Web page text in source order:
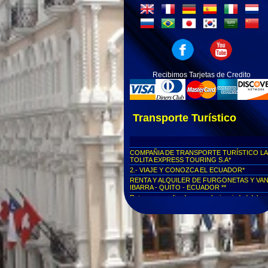
Recibimos Tarjetas de Credito
Transporte Turístico
COMPAÑIA DE TRANSPORTE TURÍSTICO LA
TOLITA EXPRESS TOURING S.A*
2.- VIAJE Y CONOZCA EL ECUADOR*
RENTA Y ALQUILER DE FURGONETAS Y
IBARRA - QUITO - ECUADOR **
Rutas personalizadas a cualquier ciudad del
Ecuador...
Viajes seguros al Cotopaxi...
Viajes seguros a Parque Nacional Yasuní
Viajes seguros al Parque Nacional Las Cajas
Viajes seguros a Cuenca
Viajes seguros al Centro Histórico de Quito
Viajes seguros a la Mitad del Mundo